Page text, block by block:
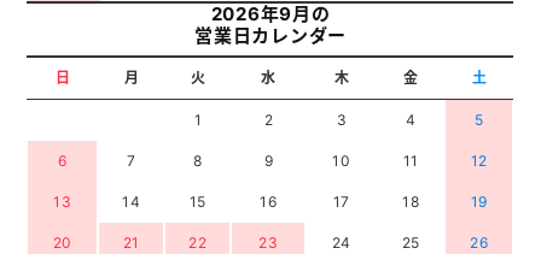
2026年9月の
営業日カレンダー
日 月 火 水 木 金 土
1 2 3 4 5
6 7 8 9 10 11 12
13 14 15 16 17 18 19
20 21 22 23 24 25 26